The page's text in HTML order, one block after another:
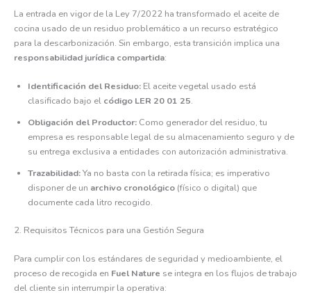
La entrada en vigor de la Ley 7/2022 ha transformado el aceite de
cocina usado de un residuo problemático a un recurso estratégico
para la descarbonización. Sin embargo, esta transición implica una
responsabilidad jurídica compartida:
Identificación del Residuo:El aceite vegetal usado está
clasificado bajo el código LER 20 01 25.
Obligación del Productor:Como generador del residuo, tu
empresa es responsable legal de su almacenamiento seguro y de
su entrega exclusiva a entidades con autorización administrativa.
Trazabilidad:Ya no basta con la retirada física; es imperativo
disponer de un archivo cronológico(físico o digital) que
documente cada litro recogido.
2. Requisitos Técnicos para una Gestión Segura
Para cumplir con los estándares de seguridad y medioambiente, el
proceso de recogida en Fuel Nature se integra en los flujos de trabajo
del cliente sin interrumpir la operativa: